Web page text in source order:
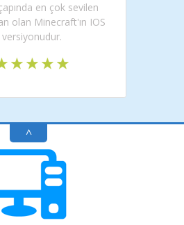
en çok sevilen
olan Minecraft'ın IOS
versiyonudur.
^